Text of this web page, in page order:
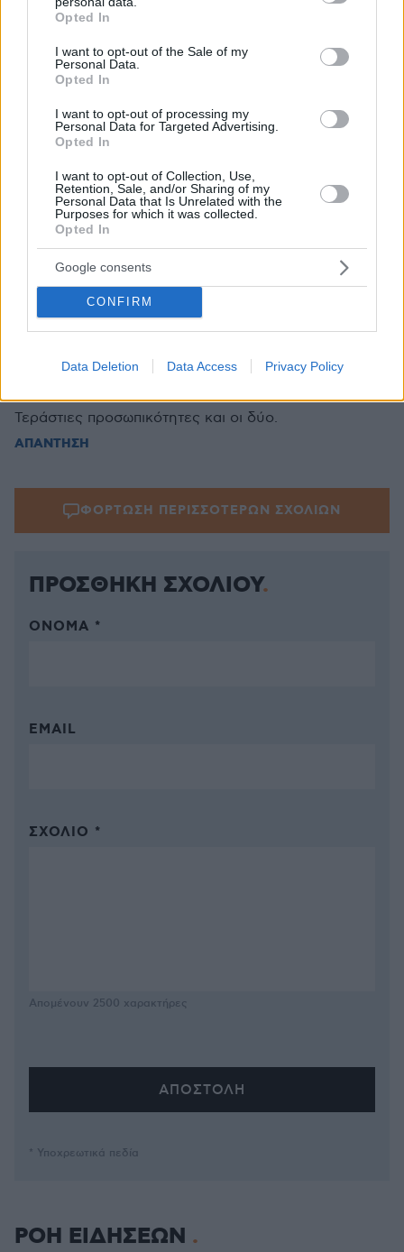
grant or deny consent to Google and its third-party tags to
use your data for below specified purposes in below Google
consent section.
Opted In
I want to opt-out of the Sale of my
Personal Data.
Opted In
I want to opt-out of processing my
Personal Data for Targeted Advertising.
Opted In
I want to opt-out of Collection, Use,
Retention, Sale, and/or Sharing of my
Personal Data that Is Unrelated with the
Purposes for which it was collected.
Opted In
Google consents
CONFIRM
Data Deletion Data Access Privacy Policy
δημοσιοτητας τι ειναι μια μικρη δοση καφριλας...?
Σιγά μην απολογηθείς κιόλας
18.06.2026, 15:11
επειδή δεν ήθελες οικογενεια. Σε φόρτωσε τύψεις...!
Μην είσαι χαζός!
ΑΠΑΝΤΗΣΗ
Σπιτωθηκε ομως
18.06.2026, 16:42
Στο δικο της σπιτι τζαμπ
18.06.2026, 14:32
Τεράστιες προσωπικότητες και οι δύο.
ΑΠΑΝΤΗΣΗ
ΦΟΡΤΩΣΗ ΠΕΡΙΣΣΟΤΕΡΩΝ ΣΧΟΛΙΩΝ
ΠΡΟΣΘΗΚΗ ΣΧΟΛΙΟΥ
ΌΝΟΜΑ *
EMAIL
ΣΧΌΛΙΟ *
Απομένουν 2500 χαρακτήρες
* Υποχρεωτικά πεδία
ΡΟΗ ΕΙΔΗΣΕΩΝ